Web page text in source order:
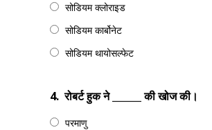
सोडियम क्लोराइड
सोडियम कार्बोनेट
सोडियम थायोसल्फेट
4. रोबर्ट हुक ने ______ की खोज की।
परमाणु